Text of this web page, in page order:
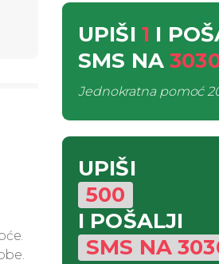
UPIŠI 1 I
SMS NA
Jednokratna pomoć
UPIŠI
500
I POŠALJI
SMS NA